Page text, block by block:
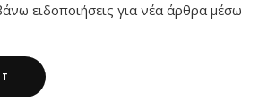
ειδοποιήσεις για νέα άρθρα μέσω